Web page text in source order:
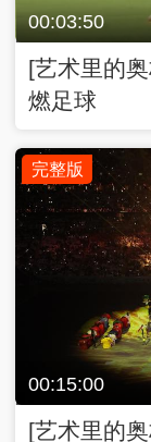
00:03:50
[艺术里的
燃足球
完整版
00:15:00
[艺术里的